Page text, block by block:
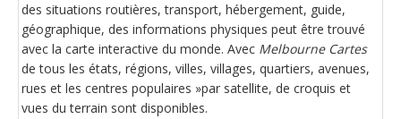
des situations routières, transport, hébergement, guide,
géographique, des informations physiques peut être trouvé
avec la carte interactive du monde. Avec Melbourne Cartes
de tous les états, régions, villes, villages, quartiers, avenues,
rues et les centres populaires »par satellite, de croquis et
vues du terrain sont disponibles.